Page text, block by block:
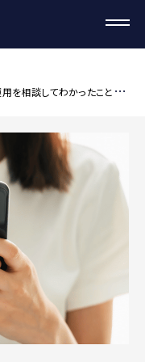
と——生成AIが得意なことと、自分で判断すべきこと